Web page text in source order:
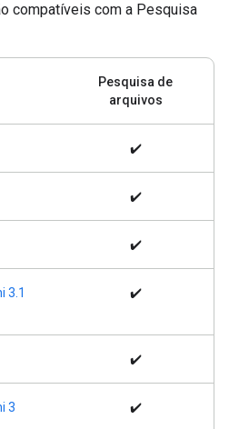
compatíveis com a Pesquisa
Pesquisa de
arquivos
✔️
✔️
✔️
3.1
✔️
✔️
3
✔️